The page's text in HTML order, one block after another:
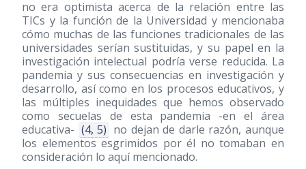
no era optimista acerca de la relación entre las
TICs y la función de la Universidad y mencionaba
cómo muchas de las funciones tradicionales de las
universidades serían sustituidas, y su papel en la
investigación intelectual podría verse reducida. La
pandemia y sus consecuencias en investigación y
desarrollo, así como en los procesos educativos, y
las múltiples inequidades que hemos observado
como secuelas de esta pandemia -en el área
educativa- (4, 5) no dejan de darle razón, aunque
los elementos esgrimidos por él no tomaban en
consideración lo aquí mencionado.